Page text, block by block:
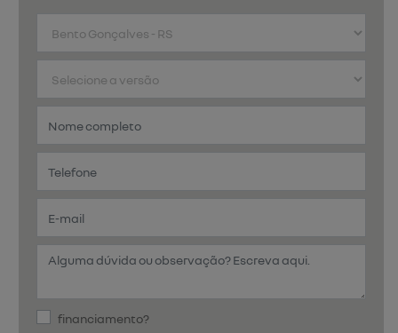
financiamento?